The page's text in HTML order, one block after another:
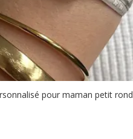
pour maman petit rond